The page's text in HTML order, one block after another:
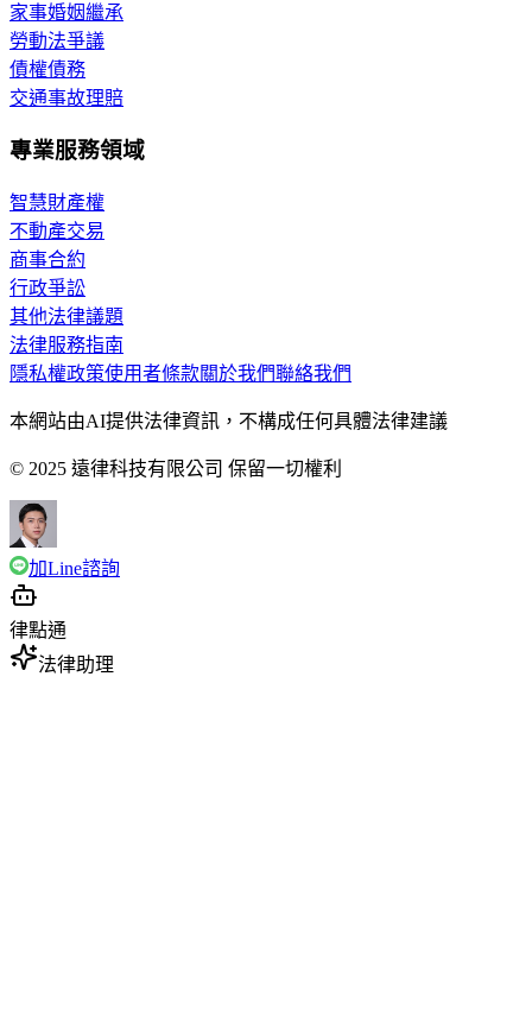
家事婚姻繼承
勞動法爭議
債權債務
交通事故理賠
專業服務領域
智慧財產權
不動產交易
商事合約
行政爭訟
其他法律議題
法律服務指南
隱私權政策使用者條款關於我們聯絡我們
本網站由AI提供法律資訊，不構成任何具體法律建議
© 2025 遠律科技有限公司 保留一切權利
加Line諮詢
律點通
法律助理